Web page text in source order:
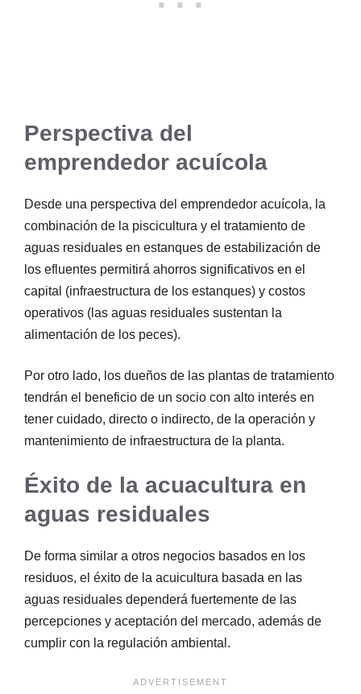
Perspectiva del
emprendedor acuícola
Desde una perspectiva del emprendedor acuícola, la
combinación de la piscicultura y el tratamiento de
aguas residuales en estanques de estabilización de
los efluentes permitirá ahorros significativos en el
capital (infraestructura de los estanques) y costos
operativos (las aguas residuales sustentan la
alimentación de los peces).
Por otro lado, los dueños de las plantas de tratamiento
tendrán el beneficio de un socio con alto interés en
tener cuidado, directo o indirecto, de la operación y
mantenimiento de infraestructura de la planta.
Éxito de la acuacultura en
aguas residuales
De forma similar a otros negocios basados en los
residuos, el éxito de la acuicultura basada en las
aguas residuales dependerá fuertemente de las
percepciones y aceptación del mercado, además de
cumplir con la regulación ambiental.